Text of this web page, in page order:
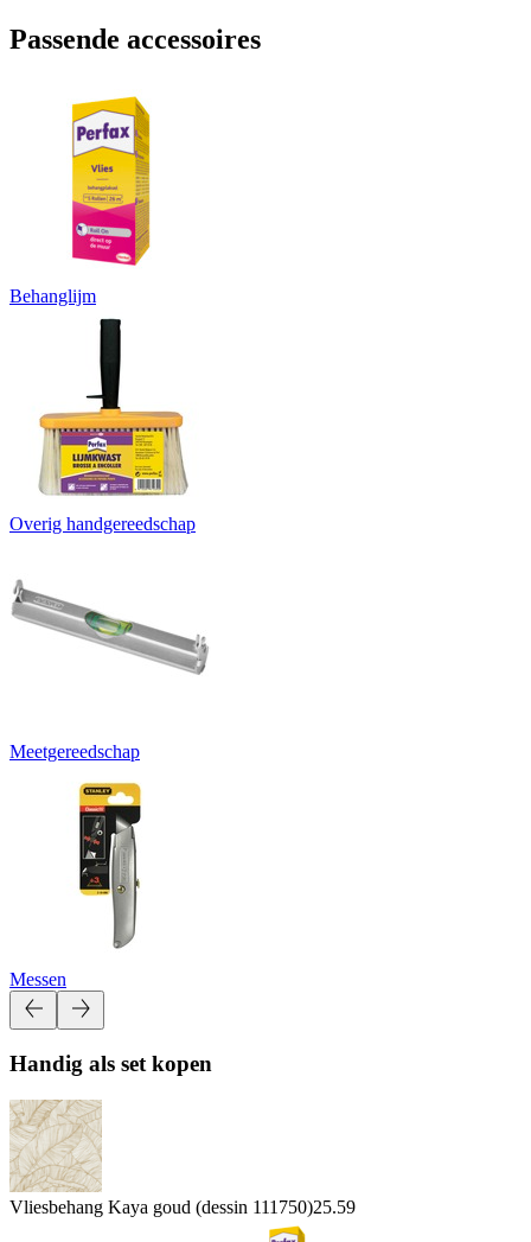
Passende accessoires
Behanglijm
Overig handgereedschap
Meetgereedschap
Messen
Handig als set kopen
Vliesbehang Kaya goud (dessin 111750)25.59